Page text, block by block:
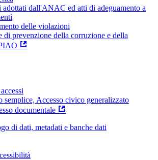
adottati dall'ANAC ed atti di adeguamento a
delle violazioni
di prevenzione della corruzione e della
semplice, Accesso civico generalizzato
documentale
di dati, metadati e banche dati